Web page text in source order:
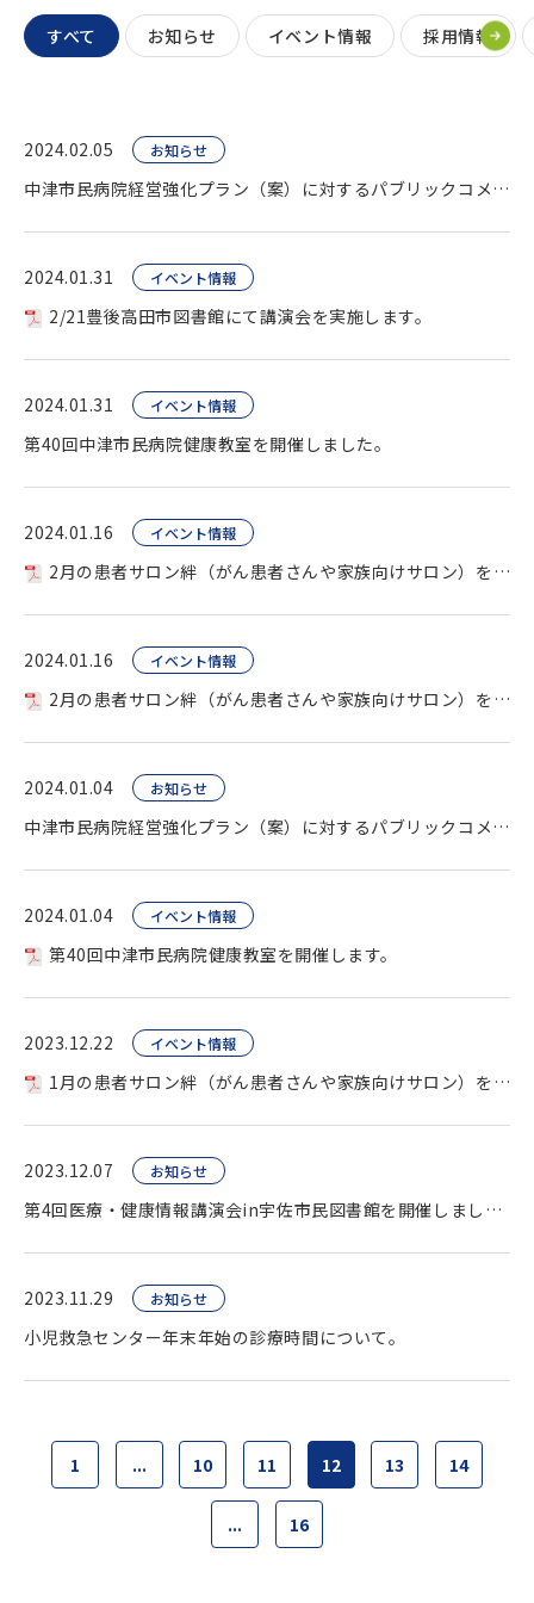
すべて お知らせ イベント情報 採用情報
2024.02.05 お知らせ
中津市民病院経営強化プラン（案）に対するパブリックコメント終了。
2024.01.31 イベント情報
2/21豊後高田市図書館にて講演会を実施します。
2024.01.31 イベント情報
第40回中津市民病院健康教室を開催しました。
2024.01.16 イベント情報
2月の患者サロン絆（がん患者さんや家族向けサロン）を開催します。
2024.01.16 イベント情報
2月の患者サロン絆（がん患者さんや家族向けサロン）を開催します。
2024.01.04 お知らせ
中津市民病院経営強化プラン（案）に対するパブリックコメント募集。
2024.01.04 イベント情報
第40回中津市民病院健康教室を開催します。
2023.12.22 イベント情報
1月の患者サロン絆（がん患者さんや家族向けサロン）を開催します。
2023.12.07 お知らせ
第4回医療・健康情報講演会in宇佐市民図書館を開催しました。
2023.11.29 お知らせ
小児救急センター年末年始の診療時間について。
1 ... 10 11 12 13 14
... 16